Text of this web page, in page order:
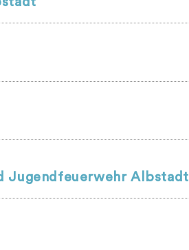
Jugendfeuerwehr Albstadt